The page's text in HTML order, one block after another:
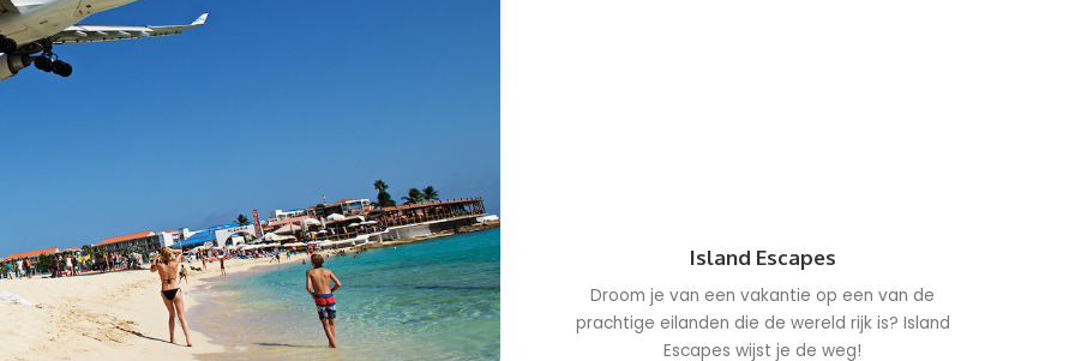
Island Escapes
Droom je van een vakantie op een van de
prachtige eilanden die de wereld rijk is? Island
Escapes wijst je de weg!